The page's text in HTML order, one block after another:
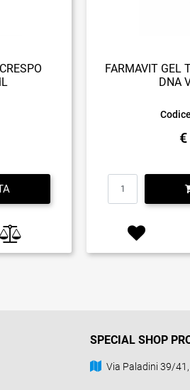
FARMAVIT GEL
DNA
SPECIAL SHOP
Via Paladini 39/